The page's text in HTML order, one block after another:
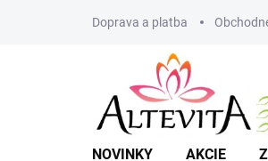
Doprava a platba
NOVINKY AKCIE